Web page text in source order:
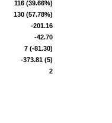
116 (39.66%)
130 (57.78%)
-201.16
-42.70
7 (-81.30)
-373.81 (5)
2